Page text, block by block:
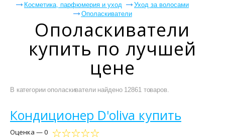
Косметика, парфюмерия и уход
Уход за волосами
Ополаскиватели
Ополаскиватели
купить по лучшей
цене
В категории ополаскиватели найдено 12861 товаров.
Кондиционер D'oliva купить
Оценка — 0